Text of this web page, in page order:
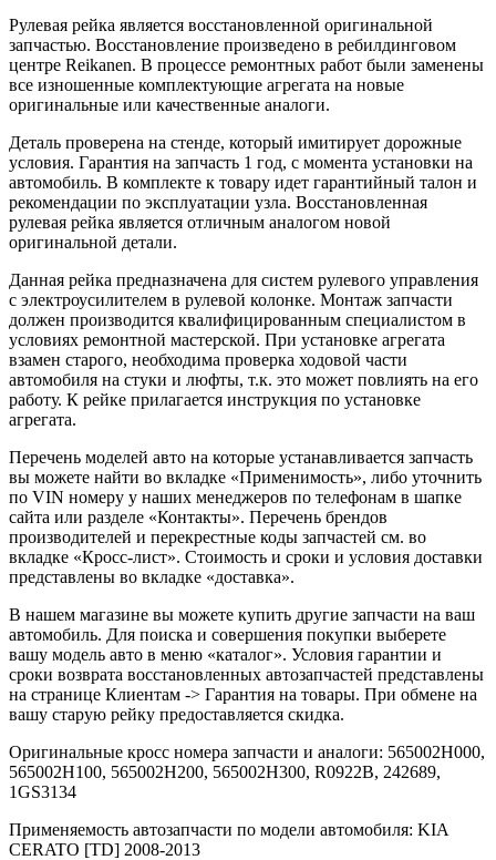
Рулевая рейка является восстановленной оригинальной
запчастью. Восстановление произведено в ребилдинговом
центре Reikanen. В процессе ремонтных работ были заменены
все изношенные комплектующие агрегата на новые
оригинальные или качественные аналоги.
Деталь проверена на стенде, который имитирует дорожные
условия. Гарантия на запчасть 1 год, с момента установки на
автомобиль. В комплекте к товару идет гарантийный талон и
рекомендации по эксплуатации узла. Восстановленная
рулевая рейка является отличным аналогом новой
оригинальной детали.
Данная рейка предназначена для систем рулевого управления
с электроусилителем в рулевой колонке. Монтаж запчасти
должен производится квалифицированным специалистом в
условиях ремонтной мастерской. При установке агрегата
взамен старого, необходима проверка ходовой части
автомобиля на стуки и люфты, т.к. это может повлиять на его
работу. К рейке прилагается инструкция по установке
агрегата.
Перечень моделей авто на которые устанавливается запчасть
вы можете найти во вкладке «Применимость», либо уточнить
по VIN номеру у наших менеджеров по телефонам в шапке
сайта или разделе «Контакты». Перечень брендов
производителей и перекрестные коды запчастей см. во
вкладке «Кросс-лист». Стоимость и сроки и условия доставки
представлены во вкладке «доставка».
В нашем магазине вы можете купить другие запчасти на ваш
автомобиль. Для поиска и совершения покупки выберете
вашу модель авто в меню «каталог». Условия гарантии и
сроки возврата восстановленных автозапчастей представлены
на странице Клиентам -> Гарантия на товары. При обмене на
вашу старую рейку предоставляется скидка.
Оригинальные кросс номера запчасти и аналоги: 565002H000,
565002H100, 565002H200, 565002H300, R0922B, 242689,
1GS3134
Применяемость автозапчасти по модели автомобиля: KIA
CERATO [TD] 2008-2013